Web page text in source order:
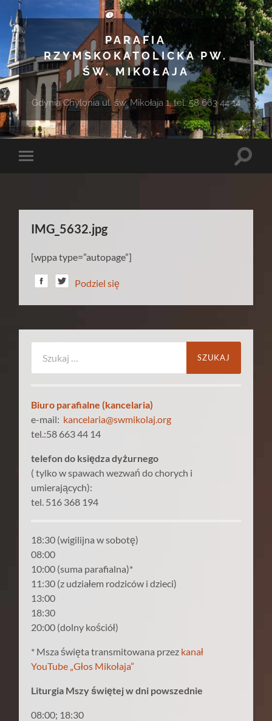
PARAFIA
RZYMSKOKATOLICKA PW.
ŚW. MIKOŁAJA
Gdynia Chylonia ul. św. Mikołaja 1, tel. 58 663 44 14
Toggle
Toggle
IMG_5632.jpg
[wppa type=”autopage”]
Podziel się
Biuro parafialne (kancelaria)
e-mail: kancelaria@swmikolaj.org
tel.:58 663 44 14
telefon do księdza dyżurnego
( tylko w spawach wezwań do chorych i
umierających):
tel. 516 368 194
18:30 (wigilijna w sobotę)
08:00
10:00 (suma parafialna)*
11:30 (z udziałem rodziców i dzieci)
13:00
18:30
20:00 (dolny kościół)
* Msza święta transmitowana przez kanał
YouTube „Głos Mikołaja”
Liturgia Mszy świętej w dni powszednie
08:00; 18:30